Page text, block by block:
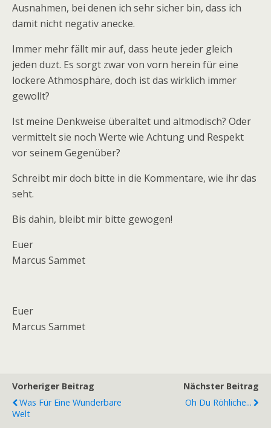
Ausnahmen, bei denen ich sehr sicher bin, dass ich
damit nicht negativ anecke.
Immer mehr fällt mir auf, dass heute jeder gleich
jeden duzt. Es sorgt zwar von vorn herein für eine
lockere Athmosphäre, doch ist das wirklich immer
gewollt?
Ist meine Denkweise überaltet und altmodisch? Oder
vermittelt sie noch Werte wie Achtung und Respekt
vor seinem Gegenüber?
Schreibt mir doch bitte in die Kommentare, wie ihr das
seht.
Bis dahin, bleibt mir bitte gewogen!
Euer
Marcus Sammet
Euer
Marcus Sammet
Vorheriger Beitrag
Was Für Eine Wunderbare
Welt
Nächster Beitrag
Oh Du Röhliche...